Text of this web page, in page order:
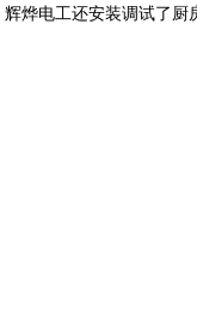
烨电工还安装调试了厨